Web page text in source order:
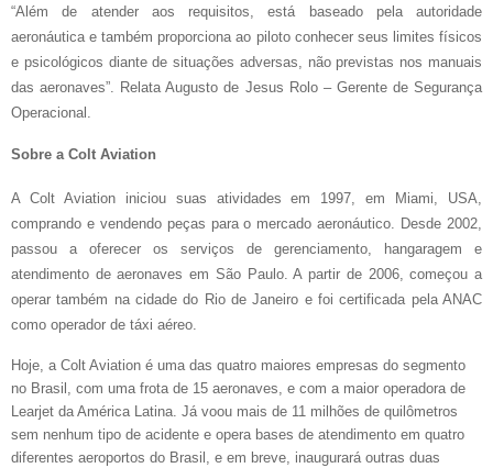
“Além de atender aos requisitos, está baseado pela autoridade
aeronáutica e também proporciona ao piloto conhecer seus limites físicos
e psicológicos diante de situações adversas, não previstas nos manuais
das aeronaves”. Relata Augusto de Jesus Rolo – Gerente de Segurança
Operacional.
Sobre a Colt Aviation
A Colt Aviation iniciou suas atividades em 1997, em Miami, USA,
comprando e vendendo peças para o mercado aeronáutico. Desde 2002,
passou a oferecer os serviços de gerenciamento, hangaragem e
atendimento de aeronaves em São Paulo. A partir de 2006, começou a
operar também na cidade do Rio de Janeiro e foi certificada pela ANAC
como operador de táxi aéreo.
Hoje, a Colt Aviation é uma das quatro maiores empresas do segmento
no Brasil, com uma frota de 15 aeronaves, e com a maior operadora de
Learjet da América Latina. Já voou mais de 11 milhões de quilômetros
sem nenhum tipo de acidente e opera bases de atendimento em quatro
diferentes aeroportos do Brasil, e em breve, inaugurará outras duas